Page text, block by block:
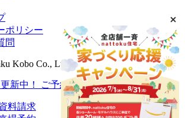
ポリシー
問
Kobo Co., Ltd.
料請求